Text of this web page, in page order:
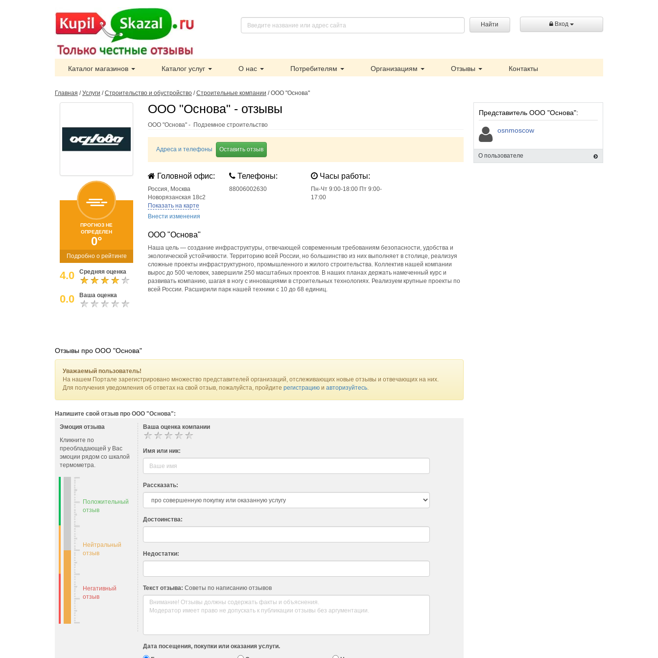
Найти Вход
Каталог магазинов Каталог услуг О нас Потребителям Организациям Отзывы Контакты
Главная /Услуги /Строительство и обустройство /Строительные компании /ООО "Основа"
ПРОГНОЗ НЕ
ОПРЕДЕЛЕН
0°
Подробно о рейтинге
4.0 Средняя оценка
0.0 Ваша оценка
ООО "Основа" - отзывы
ООО "Основа" - Подземное строительство
Адреса и телефоны Оставить отзыв
Головной офис:
Россия, Москва
Новорязанская 18с2
Показать на карте
Внести изменения
Телефоны:
88006002630
Часы работы:
Пн-Чт 9:00-18:00 Пт 9:00-
17:00
ООО "Основа"
Наша цель — создание инфраструктуры, отвечающей современным требованиям безопасности, удобства и
экологической устойчивости. Территорию всей России, но большинство из них выполняет в столице, реализуя
сложные проекты инфраструктурного, промышленного и жилого строительства. Коллектив нашей компании
вырос до 500 человек, завершили 250 масштабных проектов. В наших планах держать намеченный курс и
развивать компанию, шагая в ногу с инновациями в строительных технологиях. Реализуем крупные проекты по
всей России. Расширили парк нашей техники с 10 до 68 единиц.
Представитель ООО "Основа":
osnmoscow
О пользователе
Отзывы про ООО "Основа"
Уважаемый пользователь!
На нашем Портале зарегистрировано множество представителей организаций, отслеживающих новые отзывы и отвечающих на них.
Для получения уведомления об ответах на свой отзыв, пожалуйста, пройдите регистрацию и авторизуйтесь.
Напишите свой отзыв про ООО "Основа":
Эмоция отзыва
Кликните по
преобладающей у Вас
эмоции рядом со шкалой
термометра.
Положительный
отзыв
Нейтральный
отзыв
Негативный
отзыв
Ваша оценка компании
Имя или ник:
Рассказать:
Достоинства:
Недостатки:
Текст отзыва: Советы по написанию отзывов
Дата посещения, покупки или оказания услуги.